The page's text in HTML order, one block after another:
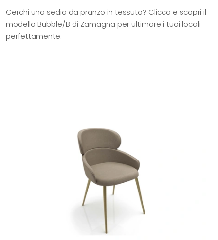
Cerchi una sedia da pranzo in tessuto? Clicca e scopri il
modello Bubble/B di Zamagna per ultimare i tuoi locali
perfettamente.